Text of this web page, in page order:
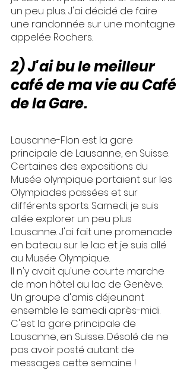
un peu plus. J'ai décidé de faire
une randonnée sur une montagne
appelée Rochers.
2) J'ai bu le meilleur
café de ma vie au Café
de la Gare.
Lausanne-Flon est la gare
principale de Lausanne, en Suisse.
Certaines des expositions du
Musée olympique portaient sur les
Olympiades passées et sur
différents sports. Samedi, je suis
allée explorer un peu plus
Lausanne. J'ai fait une promenade
en bateau sur le lac et je suis allé
au Musée Olympique.
Il n'y avait qu'une courte marche
de mon hôtel au lac de Genève.
Un groupe d'amis déjeunant
ensemble le samedi après-midi.
C'est la gare principale de
Lausanne, en Suisse. Désolé de ne
pas avoir posté autant de
messages cette semaine !